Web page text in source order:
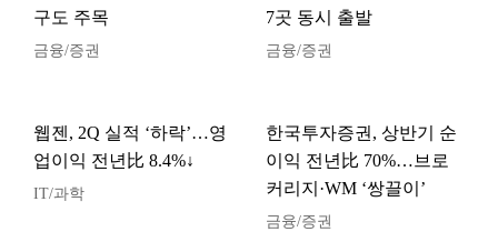
구도 주목
금융/증권
7곳 동시 출발
금융/증권
웹젠, 2Q 실적 ‘하락’…영
업이익 전년比 8.4%↓
IT/과학
한국투자증권, 상반기 순
이익 전년比 70%…브로
커리지·WM ‘쌍끌이’
금융/증권